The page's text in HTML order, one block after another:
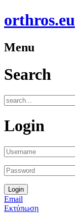
orthros.eu
Menu
Search
Login
Email
Εκτύπωση